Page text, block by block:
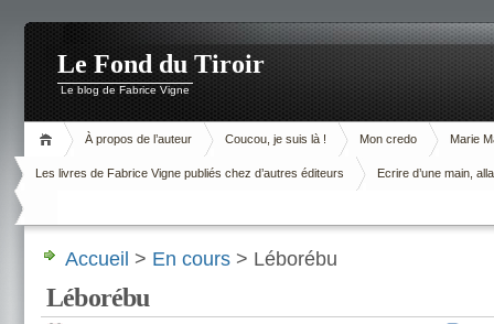
Le Fond du Tiroir
Le blog de Fabrice Vigne
À propos de l’auteur Coucou, je suis là ! Mon credo Marie
Les livres de Fabrice Vigne publiés chez d’autres éditeurs Ecrire d’une main,
Accueil > En cours > Léborébu
Léborébu